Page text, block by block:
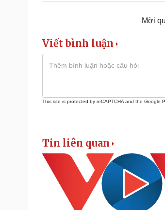
Mời
Viết bình luận
This site is protected by reCAPTCHA and the Google
Tin liên quan